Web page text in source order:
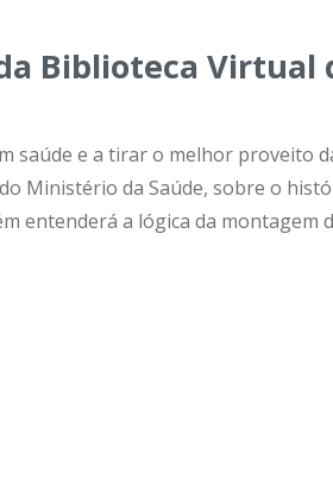
Biblioteca Virtual
saúde e a tirar o melhor proveito
Ministério da Saúde, sobre o
entenderá a lógica da montagem